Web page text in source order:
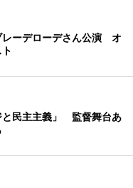
レーデローデさん公演 オ
と民主主義」 監督舞台あ